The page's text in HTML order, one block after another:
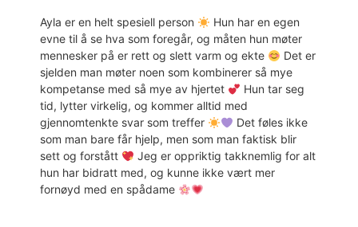
Ayla er en helt spesiell person
Hun har en egen
evne til å se hva som foregår, og måten hun møter
mennesker på er rett og slett varm og ekte
Det er
sjelden man møter noen som kombinerer så mye
kompetanse med så mye av hjertet
Hun tar seg
tid, lytter virkelig, og kommer alltid med
gjennomtenkte svar som treffer
Det føles ikke
som man bare får hjelp, men som man faktisk blir
sett og forstått
Jeg er oppriktig takknemlig for alt
hun har bidratt med, og kunne ikke vært mer
fornøyd med en spådame